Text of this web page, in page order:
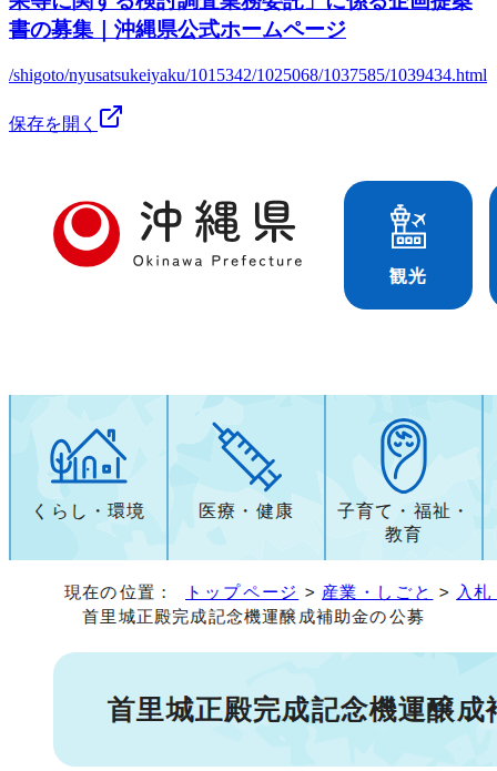
書の募集｜沖縄県公式ホームページ
/shigoto/nyusatsukeiyaku/1015342/1025068/1037585/1039434.html
保存を開く